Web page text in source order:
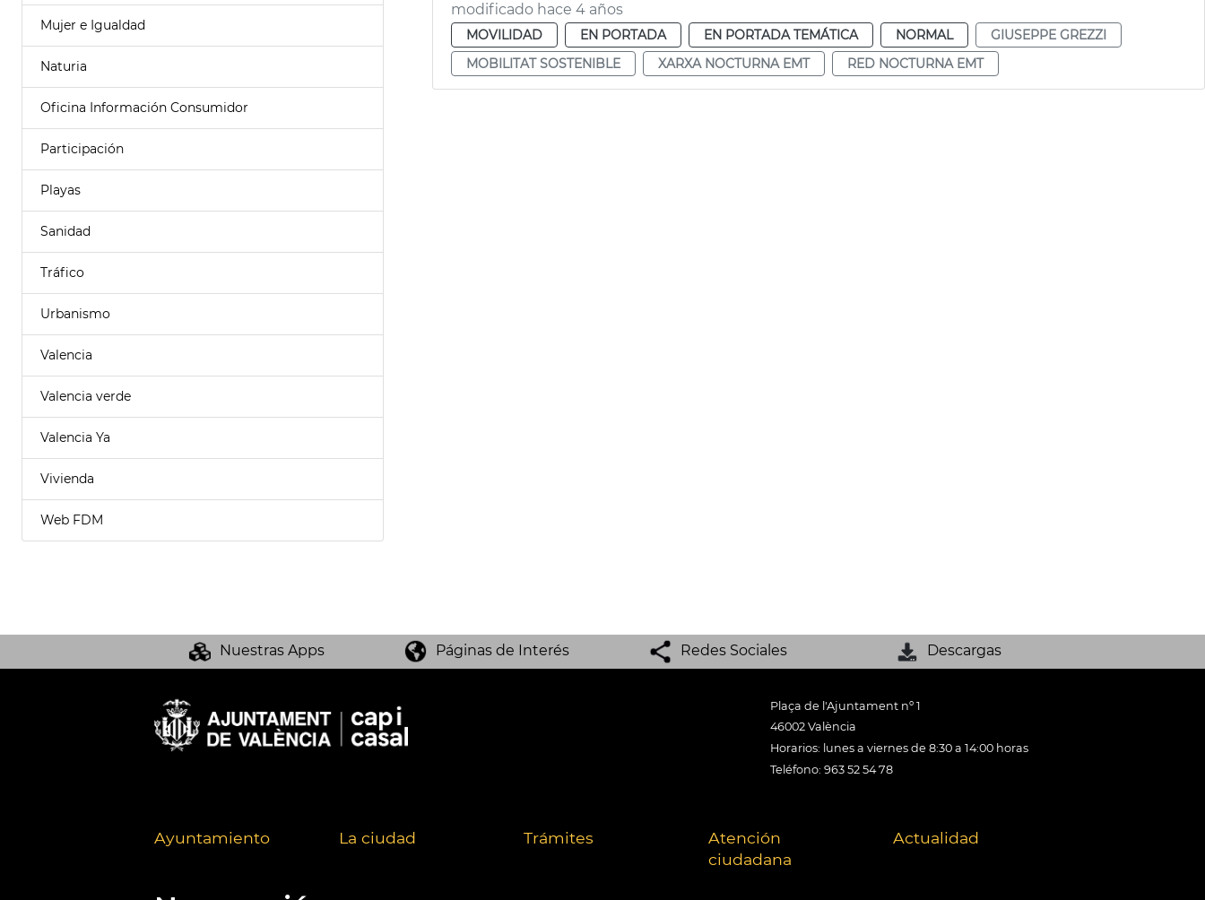
Mujer e Igualdad
Naturia
Oficina Información Consumidor
Participación
Playas
Sanidad
Tráfico
Urbanismo
Valencia
Valencia verde
Valencia Ya
Vivienda
Web FDM
modificado hace 4 años
MOVILIDAD EN PORTADA EN PORTADA TEMÁTICA NORMAL
GIUSEPPE GREZZI
MOBILITAT SOSTENIBLE
XARXA NOCTURNA EMT RED NOCTURNA EMT
Nuestras Apps Páginas de Interés Redes Sociales Descargas
Plaça de l'Ajuntament nº 1
46002 València
Horarios: lunes a viernes de 8:30 a 14:00 horas
Teléfono: 963 52 54 78
Ayuntamiento La ciudad Trámites
Atención
ciudadana
Actualidad